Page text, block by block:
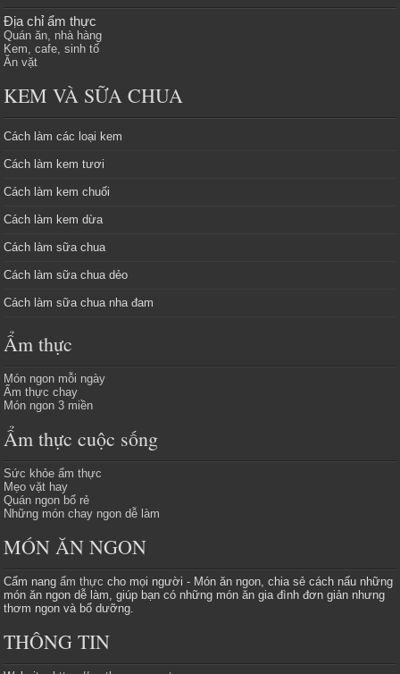
Địa chỉ ẩm thực
Quán ăn, nhà hàng
Kem, cafe, sinh tố
Ăn vặt
KEM VÀ SỮA CHUA
Cách làm các loại kem
Cách làm kem tươi
Cách làm kem chuối
Cách làm kem dừa
Cách làm sữa chua
Cách làm sữa chua dẻo
Cách làm sữa chua nha đam
Ẩm thực
Món ngon mỗi ngày
Ẩm thực chay
Món ngon 3 miền
Ẩm thực cuộc sống
Sức khỏe ẩm thực
Mẹo vặt hay
Quán ngon bổ rẻ
Những món chay ngon dễ làm
MÓN ĂN NGON
Cẩm nangẩm thực cho mọi người - Món ăn ngon, chia sẻ cách nấu những
món ăn ngon dễ làm, giúp bạn có những món ăn gia đình đơn giản nhưng
thơm ngon và bổ dưỡng.
THÔNG TIN